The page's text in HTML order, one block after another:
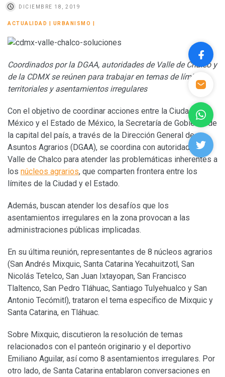
DICIEMBRE 18, 2019
ACTUALIDAD URBANISMO
Coordinados por la DGAA, autoridades de Valle de Chalco y
de la CDMX se reúnen para trabajar en temas de límites
territoriales y asentamientos irregulares
Con el objetivo de coordinar acciones entre la Ciudad de
México y el Estado de México, la Secretaría de Gobierno de
la capital del país, a través de la Dirección General de
Asuntos Agrarios (DGAA), se coordina con autoridades de
Valle de Chalco para atender las problemáticas inherentes a
los núcleos agrarios, que comparten frontera entre los
límites de la Ciudad y el Estado.
Además, buscan atender los desafíos que los
asentamientos irregulares en la zona provocan a las
administraciones públicas implicadas.
En su última reunión, representantes de 8 núcleos agrarios
(San Andrés Mixquic, Santa Catarina Yecahuitzotl, San
Nicolás Tetelco, San Juan Ixtayopan, San Francisco
Tlaltenco, San Pedro Tláhuac, Santiago Tulyehualco y San
Antonio Tecómitl), trataron el tema específico de Mixquic y
Santa Catarina, en Tláhuac.
Sobre Mixquic, discutieron la resolución de temas
relacionados con el panteón originario y el deportivo
Emiliano Aguilar, así como 8 asentamientos irregulares. Por
otro lado, de Santa Catarina entablaron conversaciones en